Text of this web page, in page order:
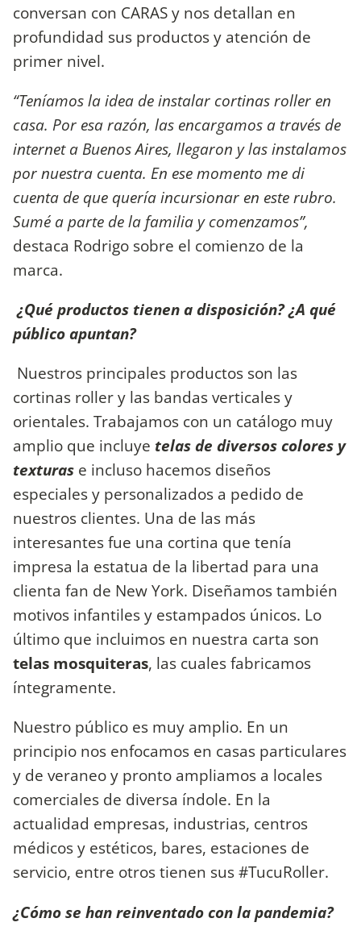
conversan con CARAS y nos detallan en
profundidad sus productos y atención de
primer nivel.
“Teníamos la idea de instalar cortinas roller en
casa. Por esa razón, las encargamos a través de
internet a Buenos Aires, llegaron y las instalamos
por nuestra cuenta. En ese momento me di
cuenta de que quería incursionar en este rubro.
Sumé a parte de la familia y comenzamos”,
destaca Rodrigo sobre el comienzo de la
marca.
¿Qué productos tienen a disposición? ¿A qué
público apuntan?
Nuestros principales productos son las
cortinas roller y las bandas verticales y
orientales. Trabajamos con un catálogo muy
amplio que incluye telas de diversos colores y
texturas e incluso hacemos diseños
especiales y personalizados a pedido de
nuestros clientes. Una de las más
interesantes fue una cortina que tenía
impresa la estatua de la libertad para una
clienta fan de New York. Diseñamos también
motivos infantiles y estampados únicos. Lo
último que incluimos en nuestra carta son
telas mosquiteras, las cuales fabricamos
íntegramente.
Nuestro público es muy amplio. En un
principio nos enfocamos en casas particulares
y de veraneo y pronto ampliamos a locales
comerciales de diversa índole. En la
actualidad empresas, industrias, centros
médicos y estéticos, bares, estaciones de
servicio, entre otros tienen sus #TucuRoller.
¿Cómo se han reinventado con la pandemia?